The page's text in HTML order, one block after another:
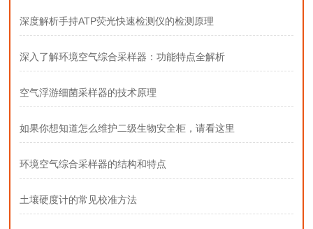
深度解析手持ATP荧光快速检测仪的检测原理
深入了解环境空气综合采样器：功能特点全解析
空气浮游细菌采样器的技术原理
如果你想知道怎么维护二级生物安全柜，请看这里
环境空气综合采样器的结构和特点
土壤硬度计的常见校准方法